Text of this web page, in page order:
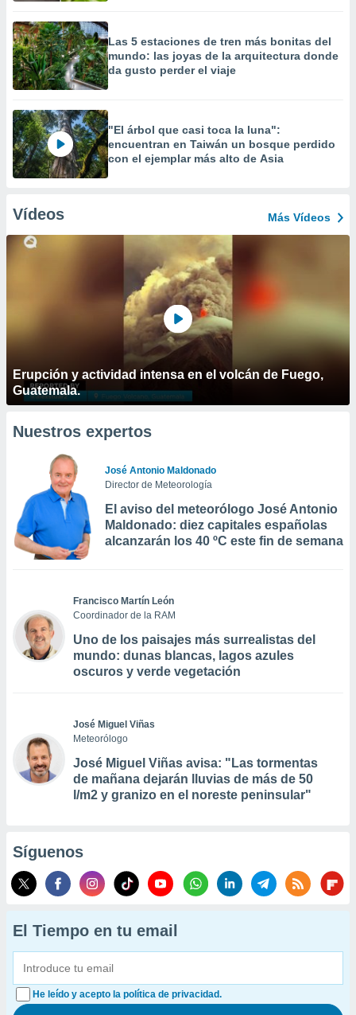
Las 5 estaciones de tren más bonitas del
mundo: las joyas de la arquitectura donde
da gusto perder el viaje
"El árbol que casi toca la luna":
encuentran en Taiwán un bosque perdido
con el ejemplar más alto de Asia
Vídeos Más Vídeos
Erupción y actividad intensa en el volcán de Fuego,
Guatemala.
Nuestros expertos
José Antonio Maldonado
Director de Meteorología
El aviso del meteorólogo José Antonio
Maldonado: diez capitales españolas
alcanzarán los 40 ºC este fin de semana
Francisco Martín León
Coordinador de la RAM
Uno de los paisajes más surrealistas del
mundo: dunas blancas, lagos azules
oscuros y verde vegetación
José Miguel Viñas
Meteorólogo
José Miguel Viñas avisa: "Las tormentas
de mañana dejarán lluvias de más de 50
l/m2 y granizo en el noreste peninsular"
Síguenos
El Tiempo en tu email
He leído y acepto la política de privacidad.